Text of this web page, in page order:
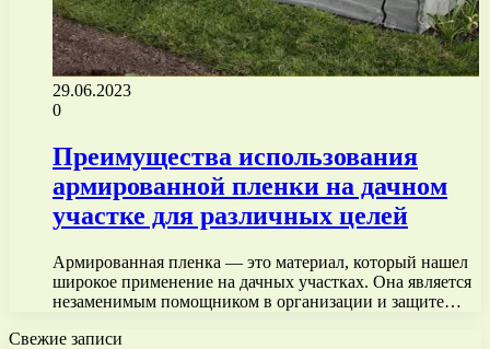
29.06.2023
0
Преимущества использования
армированной пленки на дачном
участке для различных целей
Армированная пленка — это материал, который нашел
широкое применение на дачных участках. Она является
незаменимым помощником в организации и защите…
Свежие записи